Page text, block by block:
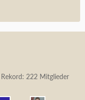
222 Mitglieder